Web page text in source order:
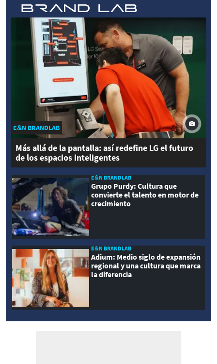
E&N BRANDLAB
Más allá de la pantalla: así redefine LG el futuro
de los espacios inteligentes
E&N BRANDLAB
Grupo Purdy: Cultura que
convierte el talento en motor de
crecimiento
E&N BRANDLAB
Adium: Medio siglo de expansión
regional y una cultura que marca
la diferencia